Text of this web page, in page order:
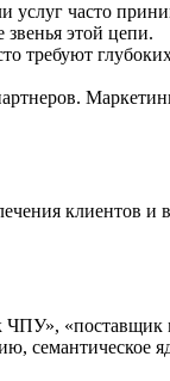
часто
этой цепи.
требуют
клиентов и
«поставщик
семантическое